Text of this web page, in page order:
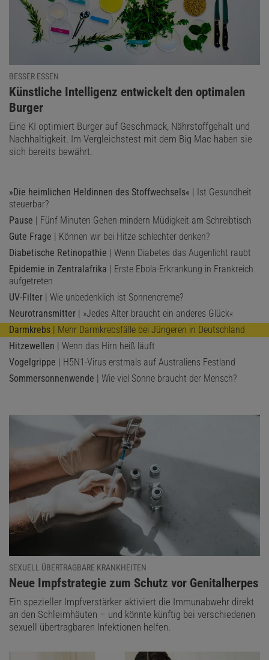
BESSER ESSEN
:
Künstliche Intelligenz entwickelt den optimalen
Burger
Eine KI optimiert Burger auf Geschmack, Nährstoffgehalt und
Nachhaltigkeit. Im Vergleichstest mit dem Big Mac haben sie
sich bereits bewährt.
»Die heimlichen Heldinnen des Stoffwechsels« | Ist Gesundheit
steuerbar?
Pause | Fünf Minuten Gehen mindern Müdigkeit am Schreibtisch
Gute Frage | Können wir bei Hitze schlechter denken?
Diabetische Retinopathie | Wenn Diabetes das Augenlicht raubt
Epidemie in Zentralafrika | Erste Ebola-Erkrankung in Frankreich
aufgetreten
UV-Filter | Wie unbedenklich ist Sonnencreme?
Neurotransmitter | »Jedes Alter braucht ein anderes Glück«
Darmkrebs | Mehr Darmkrebsfälle bei Jüngeren in Deutschland
Hitzewellen | Wenn das Hirn heiß läuft
Vogelgrippe | H5N1-Virus erstmals auf Australiens Festland
Sommersonnenwende | Wie viel Sonne braucht der Mensch?
SEXUELL ÜBERTRAGBARE KRANKHEITEN
:
Neue Impfstrategie zum Schutz vor Genitalherpes
Ein spezieller Impfverstärker aktiviert die Immunabwehr direkt
an den Schleimhäuten – und könnte künftig bei verschiedenen
sexuell übertragbaren Infektionen helfen.